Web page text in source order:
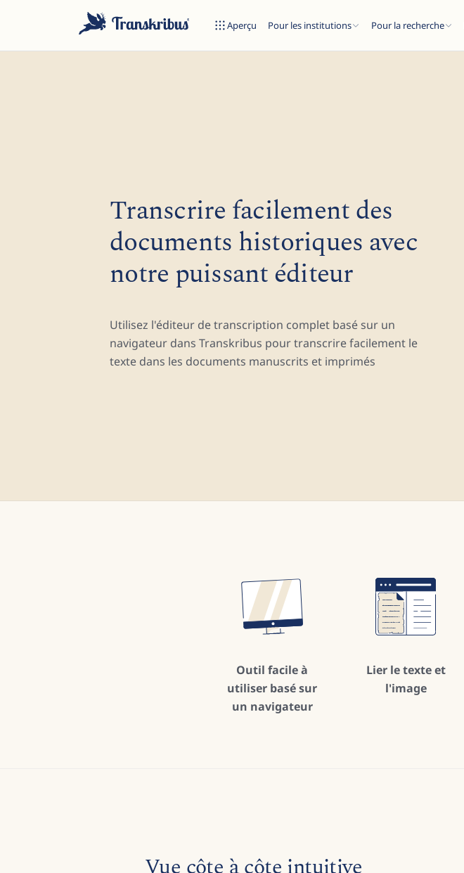
Aperçu Pour les institutions Pour la recherche
Commencez à taper pour rechercher parmi les modèles, sites et articles de blog...
Transcrire facilement des
documents historiques avec
notre puissant éditeur
Utilisez l'éditeur de transcription complet basé sur un
navigateur dans Transkribus pour transcrire facilement le
texte dans les documents manuscrits et imprimés
Outil facile à
utiliser basé sur
un navigateur
Lier le texte et
l'image